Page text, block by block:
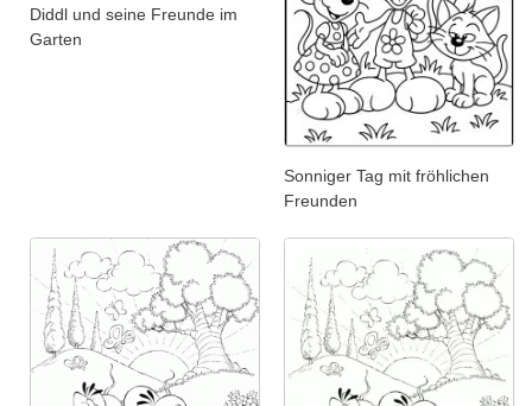
Diddl und seine Freunde im
Garten
Sonniger Tag mit fröhlichen
Freunden